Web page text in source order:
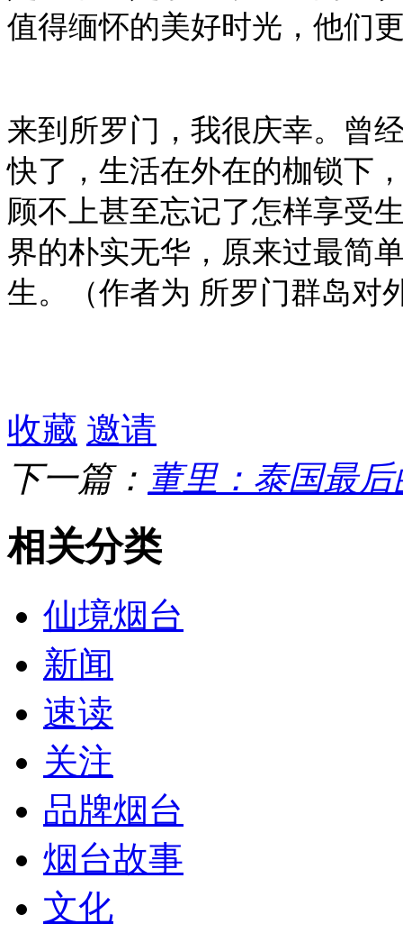
值得缅怀的美好时光，他们
来到所罗门，我很庆幸。曾
快了，生活在外在的枷锁下
顾不上甚至忘记了怎样享受
界的朴实无华，原来过最简
生。（作者为 所罗门群岛对
收藏 邀请
下一篇： 董里：泰国最
相关分类
仙境烟台
新闻
速读
关注
品牌烟台
烟台故事
文化